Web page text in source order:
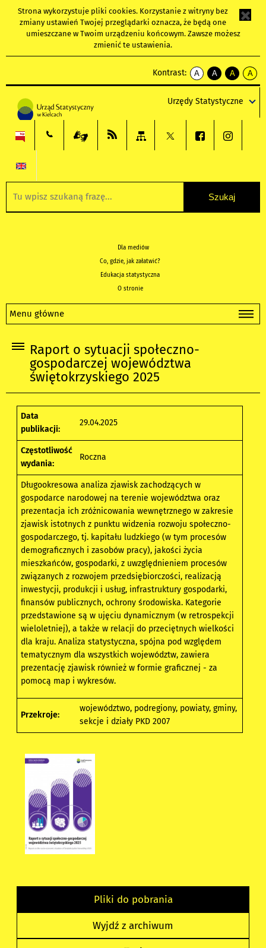
Strona wykorzystuje pliki cookies. Korzystanie z witryny bez
zmiany ustawień Twojej przeglądarki oznacza, że będą one
umieszczane w Twoim urządzeniu końcowym. Zawsze możesz
zmienić te ustawienia.
Kontrast:
A
kontrast
A
kontrast
tekst
czarnym
A
kontrast
tekst
czarnym
A
tekst
żółtym
Urzędy Statystyczne
Dla mediów
Co, gdzie, jak załatwić?
Edukacja statystyczna
O stronie
Menu główne
Raport o sytuacji społeczno-
gospodarczej województwa
świętokrzyskiego 2025
Data
publikacji:
29.04.2025
Częstotliwość
wydania:
Roczna
Długookresowa analiza zjawisk zachodzących w
gospodarce narodowej na terenie województwa oraz
prezentacja ich zróżnicowania wewnętrznego w zakresie
zjawisk istotnych z punktu widzenia rozwoju społeczno-
gospodarczego, tj. kapitału ludzkiego (w tym procesów
demograficznych i zasobów pracy), jakości życia
mieszkańców, gospodarki, z uwzględnieniem procesów
związanych z rozwojem przedsiębiorczości, realizacją
inwestycji, produkcji i usług, infrastruktury gospodarki,
finansów publicznych, ochrony środowiska. Kategorie
przedstawione są w ujęciu dynamicznym (w retrospekcji
wieloletniej), a także w relacji do przeciętnych wielkości
dla kraju. Analiza statystyczna, spójna pod względem
tematycznym dla wszystkich województw, zawiera
prezentację zjawisk również w formie graficznej - za
pomocą map i wykresów.
Przekroje:
województwo, podregiony, powiaty, gminy,
sekcje i działy PKD 2007
Pliki do pobrania
Wyjdź z archiwum